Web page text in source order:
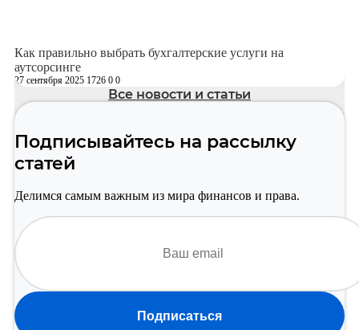
Как правильно выбрать бухгалтерские услуги на
аутсорсинге
27 сентября 2025 1726 0 0
Все новости и статьи
Подписывайтесь на рассылку
статей
Делимся самым важным из мира финансов и права.
Подписаться